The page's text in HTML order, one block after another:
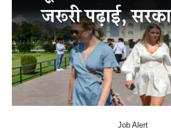
Job Alert